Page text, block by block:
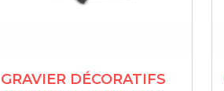
GRAVIER DÉCORATIFS